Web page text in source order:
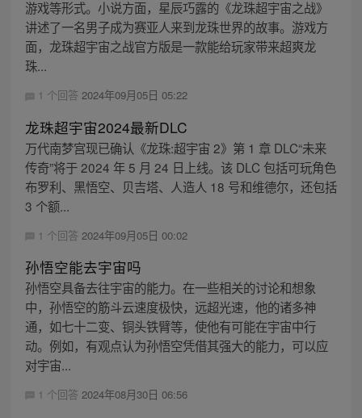
游戏等形式。小说方面，星辰巧露的《龙珠超宇宙之战》
讲述了一名男子成为赛亚人来到龙珠世界的故事。游戏方
面，龙珠超宇宙之战官方版是一款能给玩家带来超爽龙
珠...
1 个回答 2024年09月05日 05:22
龙珠超宇宙2024最新DLC
万代南梦宫现已确认《龙珠:超宇宙 2》第 1 章 DLC“未来
传奇”将于 2024 年 5 月 24 日上线。该 DLC 包括可玩角色
布罗利、黑悟空、贝吉塔、人造人 18 号和维德尔，还包括
3 个额...
1 个回答 2024年09月05日 00:02
孙悟空能去宇宙吗
孙悟空具备去往宇宙的能力。在一些相关的讨论和想象
中，孙悟空的筋斗云速度极快，远超光速，他的诸多神
通，如七十二变、铜头铁臂等，使他有可能在宇宙中行
动。例如，有观点认为孙悟空凭借其强大的能力，可以应
对宇宙...
1 个回答 2024年08月30日 06:56